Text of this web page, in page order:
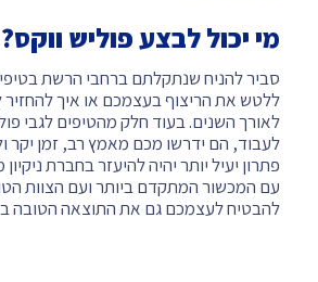
מי יכול לבצע פוליש ווקס?
סביר להניח שנתקלתם ברחבי הרשת
ללטש את הריצוף בעצמכם או איך
לאורך השנים. בעוד חלק מהטיפים לגבי
לעבוד, הם ידרשו מכם מאמץ רב, זמן יקר
פתרון יעיל יותר יהיה להיעזר בחברת
עם המכשור המתקדם ביותר ועם הצוות
להבטיח לעצמכם גם את התוצאה הטובה